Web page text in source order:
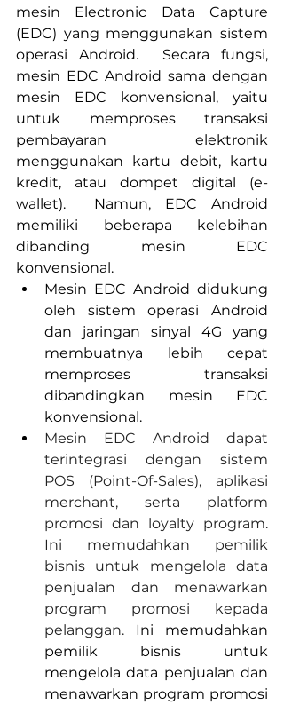
mesin Electronic Data Capture
(EDC) yang menggunakan sistem
operasi Android.  Secara fungsi,
mesin EDC Android sama dengan
mesin EDC konvensional, yaitu
untuk memproses transaksi
pembayaran elektronik
menggunakan kartu debit, kartu
kredit, atau dompet digital (e-
wallet).  Namun, EDC Android
memiliki beberapa kelebihan
dibanding mesin EDC
konvensional.
Mesin EDC Android didukung
oleh sistem operasi Android
dan jaringan sinyal 4G yang
membuatnya lebih cepat
memproses transaksi
dibandingkan mesin EDC
konvensional.
Mesin EDC Android dapat
terintegrasi dengan sistem
POS (Point-Of-Sales), aplikasi
merchant, serta platform
promosi dan loyalty program.
Ini memudahkan pemilik
bisnis untuk mengelola data
penjualan dan menawarkan
program promosi kepada
pelanggan. Ini memudahkan
pemilik bisnis untuk
mengelola data penjualan dan
menawarkan program promosi